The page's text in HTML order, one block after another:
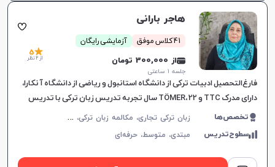
هاجر بارانی
41 کلاس موفق آزمایشی رایگان
از 300,000 تومان
جلسه ۱ ساعتی
5
از 2 نظر
فارغ‌التحصیل ادبیات ترکی از دانشگاه استانبول و ریاضی از دانشگاه آنکارا،
دارای مدرک TTC و TÖMER، 22 سال تجربه تدریس زبان ترکی با تدریس
کتاب‌های Hitit، Yedi İklim و Istanbul.
تخصص‌ها ز
بان ترکی تجاری، مکالمه زبان ترکی، زبان ترکی عمومی، زبان ترکی کودکان، Tomer، TYS
سطوح‌تدریس مبتدی، متوسط،حرفه‌ای